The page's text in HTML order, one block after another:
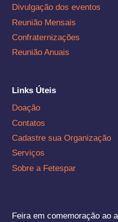
Divulgação dos eventos
Reunião Mensais
Confraternizações
Reunião Anuais
Links Úteis
Doação
Contatos
Cadastre sua Organização
Serviços
Sobre a Fetespar
Feira em comemoração ao